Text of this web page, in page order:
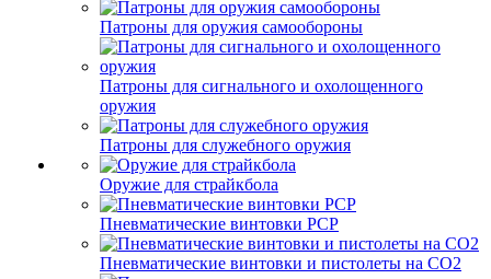
Патроны для оружия самообороны
Патроны для сигнального и охолощенного
оружия
Патроны для служебного оружия
Оружие для страйкбола
Пневматические винтовки PCP
Пневматические винтовки и пистолеты на CO2